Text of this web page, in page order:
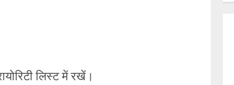
लिस्ट में रखें।